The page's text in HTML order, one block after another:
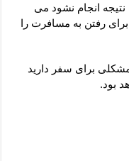
قلب و رفع اضطراب
ثروت حضرت سلیمان
انجام نشود می
رفتن به مسافرت را
مشکلی برای سفر دارید
بود.